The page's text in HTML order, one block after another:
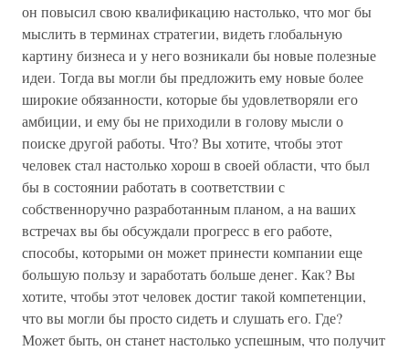
он повысил свою квалификацию настолько, что мог бы
мыслить в терминах стратегии, видеть глобальную
картину бизнеса и у него возникали бы новые полезные
идеи. Тогда вы могли бы предложить ему новые более
широкие обязанности, которые бы удовлетворяли его
амбиции, и ему бы не приходили в голову мысли о
поиске другой работы. Что? Вы хотите, чтобы этот
человек стал настолько хорош в своей области, что был
бы в состоянии работать в соответствии с
собственноручно разработанным планом, а на ваших
встречах вы бы обсуждали прогресс в его работе,
способы, которыми он может принести компании еще
большую пользу и заработать больше денег. Как? Вы
хотите, чтобы этот человек достиг такой компетенции,
что вы могли бы просто сидеть и слушать его. Где?
Может быть, он станет настолько успешным, что получит